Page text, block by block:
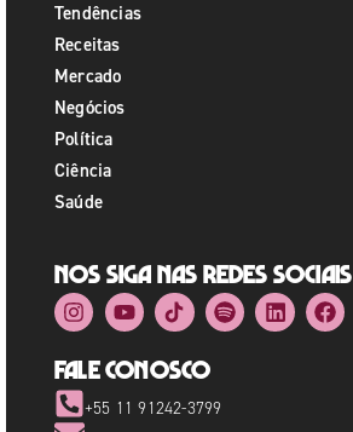
Tendências
Receitas
Mercado
Negócios
Política
Ciência
Saúde
Nos siga nas redes sociais
Fale Conosco
+55 11 91242-3799